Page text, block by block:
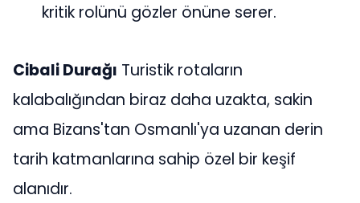
kritik rolünü gözler önüne serer.
Cibali Durağı Turistik rotaların
kalabalığından biraz daha uzakta, sakin
ama Bizans'tan Osmanlı'ya uzanan derin
tarih katmanlarına sahip özel bir keşif
alanıdır.